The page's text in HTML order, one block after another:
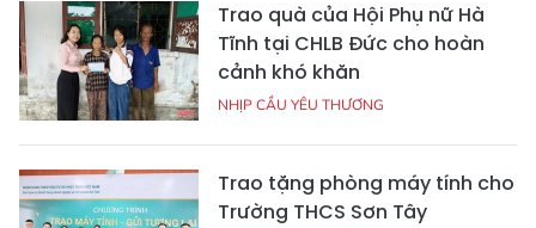
Trao quà của Hội Phụ nữ Hà
Tĩnh tại CHLB Đức cho hoàn
cảnh khó khăn
NHỊP CẦU YÊU THƯƠNG
Trao tặng phòng máy tính cho
Trường THCS Sơn Tây